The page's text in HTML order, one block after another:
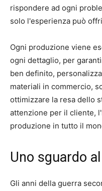
rispondere ad ogni
solo l'esperienza può
Ogni produzione viene
ogni dettaglio, per
ben definito,
materiali in commercio,
ottimizzare la resa dello
attenzione per il cliente,
produzione in tutto il
Uno sguardo
Gli anni della guerra